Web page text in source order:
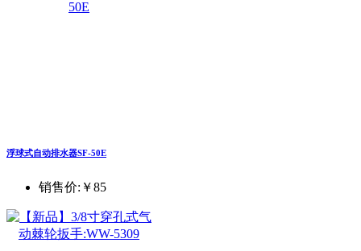
浮球式自动排水器SF-50E
销售价: ￥85